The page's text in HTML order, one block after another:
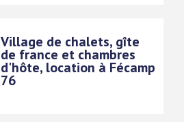
Village de chalets, gîte
de france et chambres
d'hôte, location à Fécamp
76